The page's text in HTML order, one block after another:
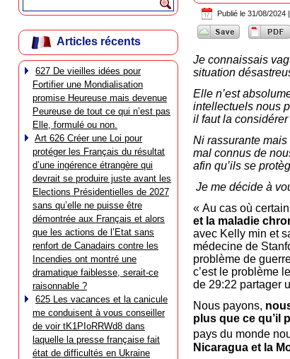
Articles récents
627 De vieilles idées pour
Fortifier une Mondialisation
promise Heureuse mais devenue
Peureuse de tout ce qui n’est pas
Elle, formulé ou non.
Art 626 Créer une Loi pour
protéger les Français du résultat
d’une ingérence étrangère qui
devrait se produire juste avant les
Elections Présidentielles de 2027
sans qu’elle ne puisse être
démontrée aux Français et alors
que les actions de l’Etat sans
renfort de Canadairs contre les
Incendies ont montré une
dramatique faiblesse, serait-ce
raisonnable ?
625 Les vacances et la canicule
me conduisent à vous conseiller
de voir tK1PIoRRWd8 dans
laquelle la presse française fait
état de difficultés en Ukraine
Publié le 31/08/2024 |
Je connaissais
situation
Elle n’est
intellectuels nous
il faut la
Ni rassurante
mal connus de
afin qu’ils se
Je me décide à
« Au cas où
et la maladie
avec Kelly min et
médecine de
problème de
c’est le problème
de 29:22 partager
Nous payons,
plus que ce qu’il
pays du monde
Nicaragua et la